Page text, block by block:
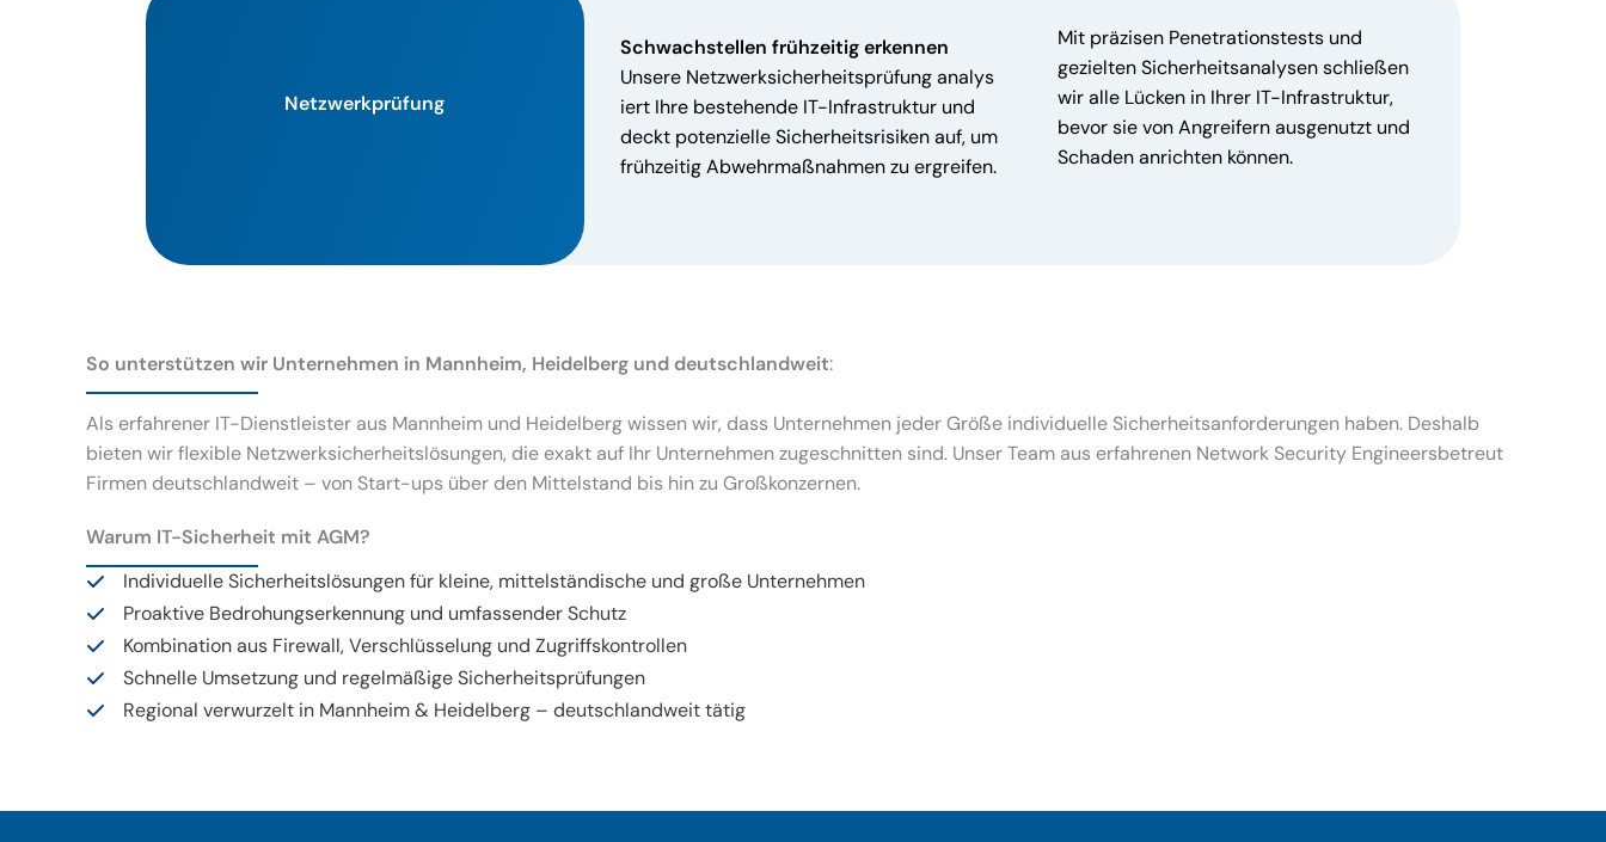
Netzwerkprüfung
Schwachstellen frühzeitig erkennen
Unsere Netzwerksicherheitsprüfung analys
iert Ihre bestehende IT-Infrastruktur und
deckt potenzielle Sicherheitsrisiken auf, um
frühzeitig Abwehrmaßnahmen zu ergreifen.
Mit präzisen Penetrationstests und
gezielten Sicherheitsanalysen schließen
wir alle Lücken in Ihrer IT-Infrastruktur,
bevor sie von Angreifern ausgenutzt und
Schaden anrichten können.
So unterstützen wir Unternehmen in Mannheim, Heidelberg und deutschlandweit:
Als erfahrener IT-Dienstleister aus Mannheim und Heidelberg wissen wir, dass Unternehmen jeder Größe individuelle Sicherheitsanforderungen haben. Deshalb
bieten wir flexible Netzwerksicherheitslösungen, die exakt auf Ihr Unternehmen zugeschnitten sind. Unser Team aus erfahrenen Network Security Engineersbetreut
Firmen deutschlandweit – von Start-ups über den Mittelstand bis hin zu Großkonzernen.
Warum IT-Sicherheit mit AGM?
Individuelle Sicherheitslösungen für kleine, mittelständische und große Unternehmen
Proaktive Bedrohungserkennung und umfassender Schutz
Kombination aus Firewall, Verschlüsselung und Zugriffskontrollen
Schnelle Umsetzung und regelmäßige Sicherheitsprüfungen
Regional verwurzelt in Mannheim & Heidelberg – deutschlandweit tätig